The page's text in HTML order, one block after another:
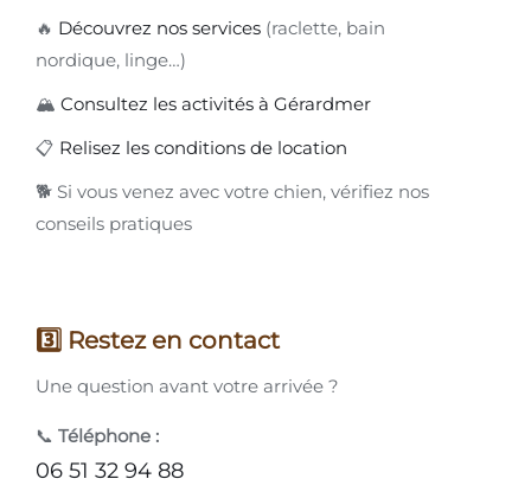
🔥 Découvrez nos services (raclette, bain
nordique, linge…)
🏔️ Consultez les activités à Gérardmer
📋 Relisez les conditions de location
🐕 Si vous venez avec votre chien, vérifiez nos
conseils pratiques
3️⃣ Restez en contact
Une question avant votre arrivée ?
📞 Téléphone :
06 51 32 94 88